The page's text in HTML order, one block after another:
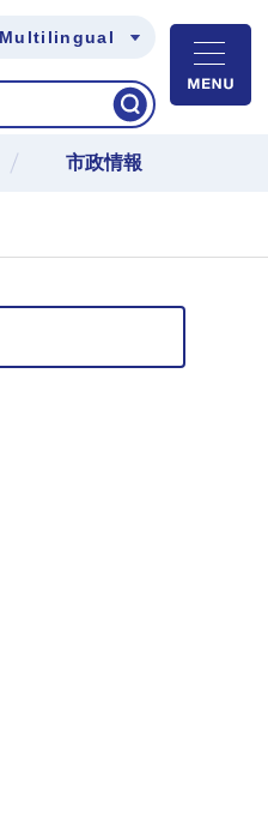
Multilingual
市政情報